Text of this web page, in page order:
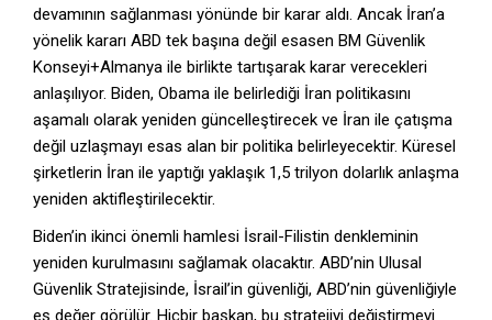
devamının sağlanması yönünde bir karar aldı. Ancak İran’a
yönelik kararı ABD tek başına değil esasen BM Güvenlik
Konseyi+Almanya ile birlikte tartışarak karar verecekleri
anlaşılıyor. Biden, Obama ile belirlediği İran politikasını
aşamalı olarak yeniden güncelleştirecek ve İran ile çatışma
değil uzlaşmayı esas alan bir politika belirleyecektir. Küresel
şirketlerin İran ile yaptığı yaklaşık 1,5 trilyon dolarlık anlaşma
yeniden aktifleştirilecektir.
Biden’in ikinci önemli hamlesi İsrail-Filistin denkleminin
yeniden kurulmasını sağlamak olacaktır. ABD’nin Ulusal
Güvenlik Stratejisinde, İsrail’in güvenliği, ABD’nin güvenliğiyle
eş değer görülür. Hiçbir başkan, bu stratejiyi değiştirmeyi